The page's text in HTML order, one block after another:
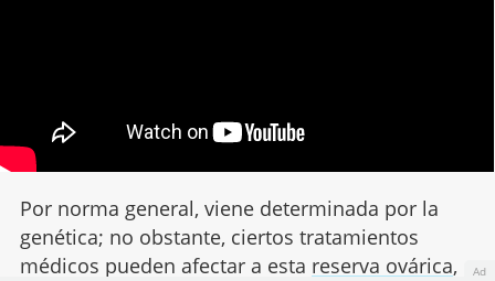
Por norma general, viene determinada por la
genética; no obstante, ciertos tratamientos
médicos pueden afectar a esta reserva ovárica, Ad